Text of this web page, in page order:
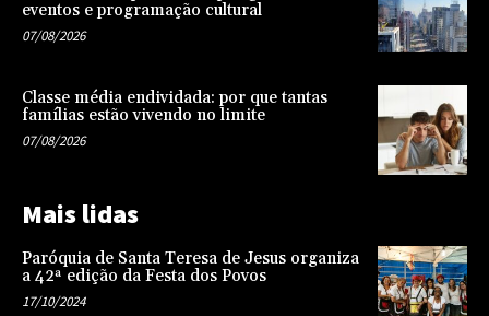
eventos e programação cultural
07/08/2026
Classe média endividada: por que tantas
famílias estão vivendo no limite
07/08/2026
Mais lidas
Paróquia de Santa Teresa de Jesus organiza
a 42ª edição da Festa dos Povos
17/10/2024